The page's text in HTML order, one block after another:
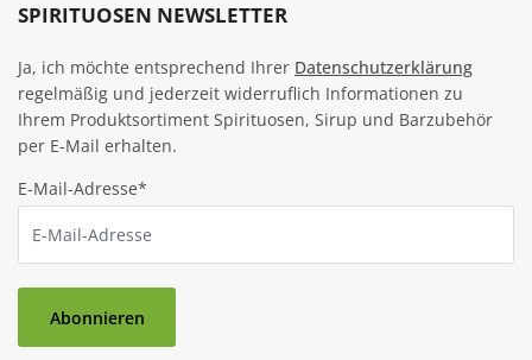
SPIRITUOSEN NEWSLETTER
Ja, ich möchte entsprechend Ihrer Datenschutzerklärung
regelmäßig und jederzeit widerruflich Informationen zu
Ihrem Produktsortiment Spirituosen, Sirup und Barzubehör
per E-Mail erhalten.
E-Mail-Adresse*
Abonnieren